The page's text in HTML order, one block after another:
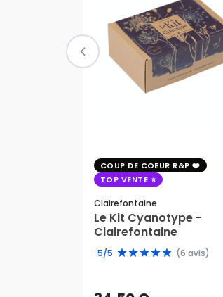
COUP DE COEUR R&P
TOP VENTE
Clairefontaine
Le Kit Cyanotype -
Clairefontaine
5/5 (6 avis)
34,50 €
AJOUTER AU PANIER